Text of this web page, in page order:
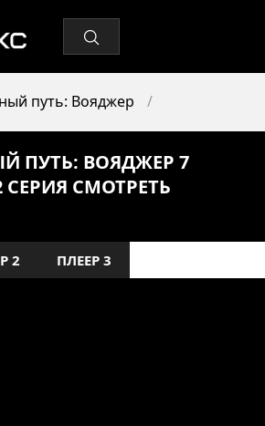
путь: Вояджер
ПУТЬ: ВОЯДЖЕР 7
СЕРИЯ СМОТРЕТЬ
2 ПЛЕЕР 3